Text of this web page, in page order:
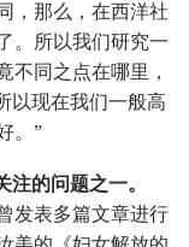
，那么，在西洋社
。所以我们研究一
不同之点在哪里，
以现在我们一般高
。”
的问题之一。
发表多篇文章进行